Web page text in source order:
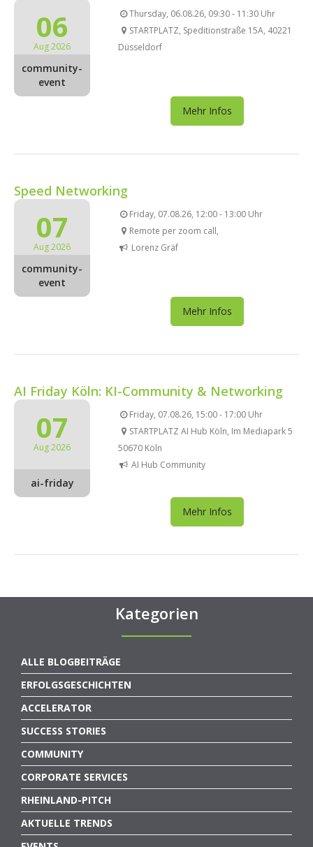
06
Aug 2026
community-
event
Thursday, 06.08.26, 09:30 - 11:30 Uhr
STARTPLATZ, Speditionstraße 15A, 40221
Düsseldorf
Mehr Infos
Speed Networking
07
Aug 2026
community-
event
Friday, 07.08.26, 12:00 - 13:00 Uhr
Remote per zoom call,
Lorenz Gräf
Mehr Infos
AI Friday Köln: KI-Community & Networking
07
Aug 2026
ai-friday
Friday, 07.08.26, 15:00 - 17:00 Uhr
STARTPLATZ AI Hub Köln, Im Mediapark 5
50670 Köln
AI Hub Community
Mehr Infos
Kategorien
ALLE BLOGBEITRÄGE
ERFOLGSGESCHICHTEN
ACCELERATOR
SUCCESS STORIES
COMMUNITY
CORPORATE SERVICES
RHEINLAND-PITCH
AKTUELLE TRENDS